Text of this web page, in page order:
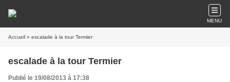
MENU
Accueil » escalade à la tour Termier
escalade à la tour Termier
Publié le 19/08/2013 à 17:38